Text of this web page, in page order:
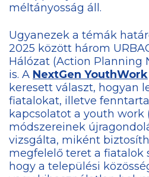
méltányosság áll.
Ugyanezek a témák
2025 között három
Hálózat (Action Planning
is. A NextGen YouthWork
keresett választ, hogyan
fiatalokat, illetve
kapcsolatot a youth work
módszereinek
vizsgálta, miként
megfelelő teret a fiatalok
hogy a települési